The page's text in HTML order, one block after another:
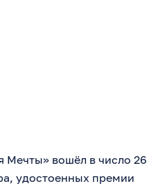
вошёл в число 26
удостоенных премии